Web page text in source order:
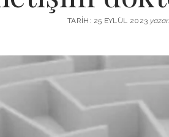
TARIH: 25 EYLÜL 2023 yazar: